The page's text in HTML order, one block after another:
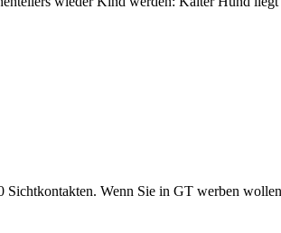
Wenn Sie in GT werben